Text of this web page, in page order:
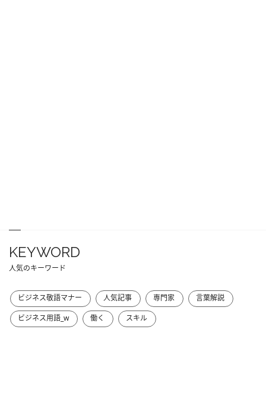
KEYWORD
人気のキーワード
ビジネス敬語マナー 人気記事 専門家
言葉解説
ビジネス用語_w
働く スキル